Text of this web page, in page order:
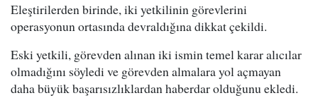
Eleştirilerden birinde, iki yetkilinin görevlerini
operasyonun ortasında devraldığına dikkat çekildi.
Eski yetkili, görevden alınan iki ismin temel karar alıcılar
olmadığını söyledi ve görevden almalara yol açmayan
daha büyük başarısızlıklardan haberdar olduğunu ekledi.